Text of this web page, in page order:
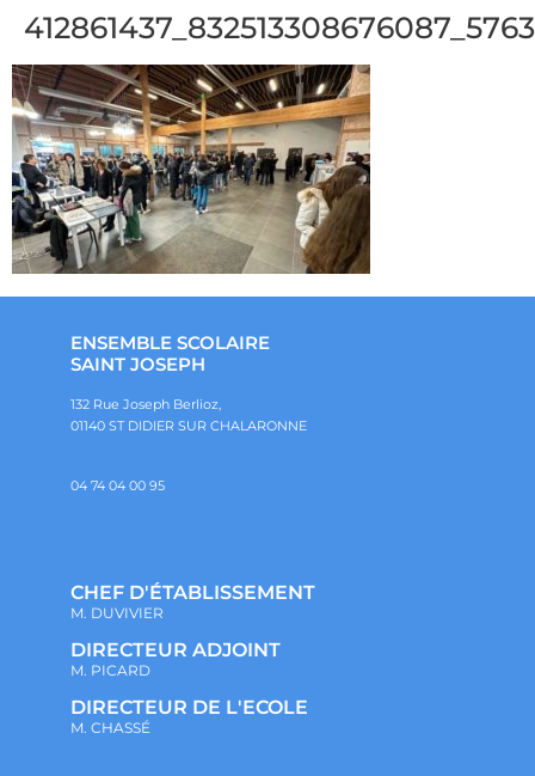
ENSEMBLE SCOLAIRE
SAINT JOSEPH
132 Rue Joseph Berlioz,
01140 ST DIDIER SUR CHALARONNE
04 74 04 00 95
CHEF D'ÉTABLISSEMENT
M. DUVIVIER
DIRECTEUR ADJOINT
M. PICARD
DIRECTEUR DE L'ECOLE
M. CHASSÉ